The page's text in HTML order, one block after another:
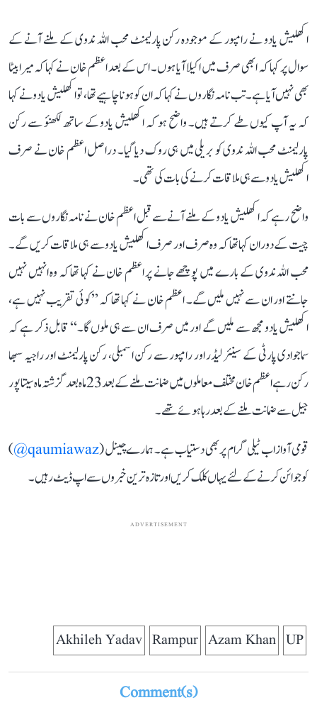
اکھلیش یادو نے رامپور کے موجودہ رکن پارلیمنٹ محب اللہ ندوی کے ملنے آنے کے
سوال پر کہا کہ ابھی صرف میں اکیلا آیا ہوں۔ اس کے بعد اعظم خان نے کہا کہ میرا بیٹا
بھی نہیں آیا ہے۔ تب نامہ نگاروں نے کہا کہ ان کو ہونا چاہیے تھا، تو اکھلیش یادو نے کہا
کہ یہ آپ کیوں طے کرتے ہیں۔ واضح ہو کہ اکھلیش یادو کے ساتھ لکھنؤ سے رکن
پارلیمنٹ محب اللہ ندوی کو بریلی میں ہی روک دیا گیا۔ دراصل اعظم خان نے صرف
اکھلیش یادو سے ہی ملاقات کرنے کی بات کی تھی۔
واضح رہے کہ اکھلیش یادو کے ملنے آنے سے قبل اعظم خان نے نامہ نگاروں سے بات
چیت کے دوران کہا تھا کہ وہ صرف اور صرف اکھلیش یادو سے ہی ملاقات کریں گے۔
محب اللہ ندوی کے بارے میں پوچھے جانے پر اعظم خان نے کہا تھا کہ وہ انہیں نہیں
جانتے اور ان سے نہیں ملیں گے۔ اعظم خان نے کہا تھا کہ ’’کوئی تقریب نہیں ہے،
اکھلیش یادو مجھ سے ملیں گے اور میں صرف ان سے ہی ملوں گا۔‘‘ قابل ذکر ہے کہ
سماجوادی پارٹی کے سینئر لیڈر اور رامپور سے رکن اسمبلی، رکن پارلیمنٹ اور راجیہ سبھا
رکن رہے اعظم خان مختلف معاملوں میں ضمانت ملنے کے بعد 23 ماہ بعد گزشتہ ماہ سیتاپور
جیل سے ضمانت ملنے کے بعد رہا ہوئے تھے۔
قومی آواز اب ٹیلی گرام پر بھی دستیاب ہے۔ ہمارے چینل (qaumiawaz@
)
کو جوائن کرنے کے لئے یہاں کلک کریں اور تازہ ترین خبروں سے اپ ڈیٹ رہیں۔
ADVERTISEMENT
UP
Azam Khan
Rampur
Akhileh Yadav
Comment(s)